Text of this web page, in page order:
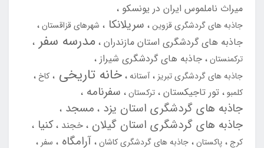
میراث ناملموس ایران در یونسکو
جاذبه های گردشگری قزوین سریلانکا شهرهای قزاقستان
جاذبه های گردشگری استان مازندران مدرسه سفر
ترکمنستان جاذبه های گردشگری شیراز
جاذبه های گردشگری تبریز آستانه خانه تاریخی
کاخ
کلمبو تور تاجیکستان ترکستان
سفرنامه
جاذبه های گردشگری استان یزد مسجد
جاذبه های گردشگری استان گیلان
خجند کنیا
کرج پاکستان جاذبه های گردشگری کاشان آرامگاه
سفر